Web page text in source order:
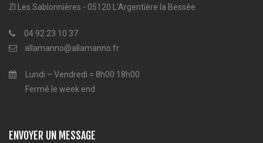
ZI Les Sablonnières - 05120 L'Argentière la Bessée
04 92 23 10 37
allamanno@allamanno.fr
Lundi – Vendredi = 8h00 18h00
Fermé le week end
ENVOYER UN MESSAGE